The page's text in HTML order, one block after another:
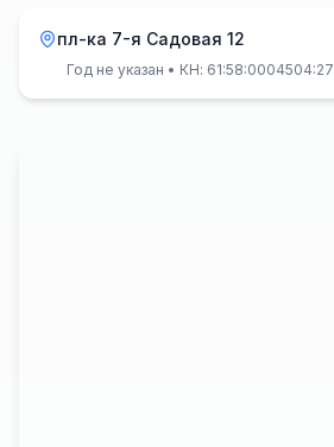
пл-ка 7-я Садовая 12
Год не указан • КН: 61:58:0004504:27